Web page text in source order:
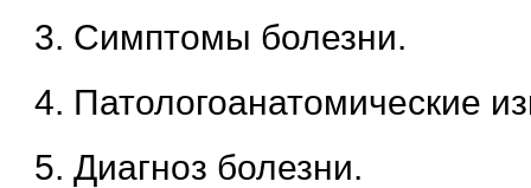
3. Симптомы болезни.
4. Патологоанатомические
5. Диагноз болезни.